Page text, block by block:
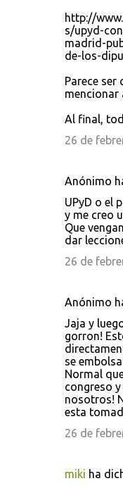
http://
s/upyd-
madrid-
de-los-
Parece ser
mencionar
Al final,
26 de
Anónimo
UPyD o el
y me creo
Que
dar
26 de
Anónimo
Jaja y
gorron!
se
Normal
congreso
nosotros!
esta
26 de
miki ha